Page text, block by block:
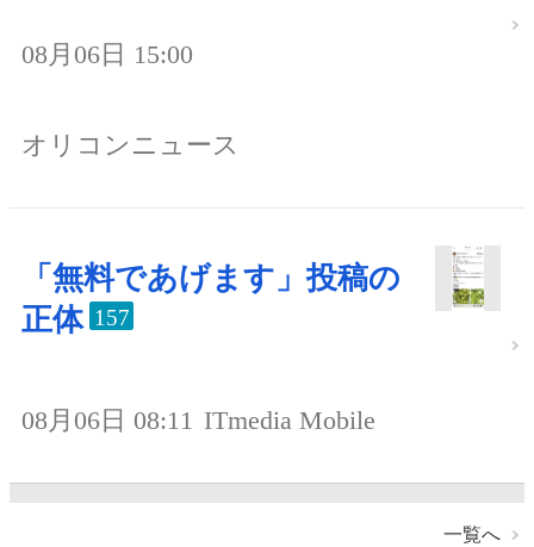
08月06日 15:00
オリコンニュース
「無料であげます」投稿の
正体 157
08月06日 08:11 ITmedia Mobile
一覧へ